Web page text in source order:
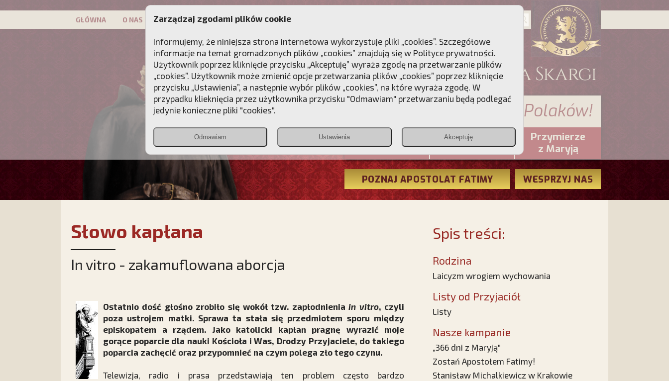
GŁÓWNA O NAS PATRON KAMPANIE DLA DUSZY
Przebudźmy sumienia Polaków!
Christiana
PCh24.pl
Przymierze
z Maryją
POZNAJ APOSTOLAT FATIMY WESPRZYJ NAS
Słowo kapłana
In vitro - zakamuflowana aborcja
Ostatnio dość głośno zrobiło się wokół tzw. zapłodnieniain vitro, czyli
poza ustrojem matki. Sprawa ta stała się przedmiotem sporu między
episkopatem a rządem. Jako katolicki kapłan pragnę wyrazić moje
gorące poparcie dla nauki Kościoła i Was, Drodzy Przyjaciele, do takiego
poparcia zachęcić oraz przypomnieć na czym polega zło tego czynu.
Telewizja, radio i prasa przedstawiają ten problem często bardzo
Spis treści:
Rodzina
Laicyzm wrogiem wychowania
Listy od Przyjaciół
Listy
Nasze kampanie
„366 dni z Maryją"
Zostań Apostołem Fatimy!
Stanisław Michalkiewicz w Krakowie
Zarządzaj zgodami plików cookie
Informujemy, że niniejsza strona internetowa wykorzystuje pliki „cookies”. Szczegółowe
informacje na temat gromadzonych plików „cookies” znajdują się w Polityce prywatności.
Użytkownik poprzez kliknięcie przycisku „Akceptuję” wyraża zgodę na przetwarzanie plików
„cookies”. Użytkownik może zmienić opcje przetwarzania plików „cookies” poprzez kliknięcie
przycisku „Ustawienia”, a następnie wybór plików „cookies”, na które wyraża zgodę. W
przypadku klieknięcia przez użytkownika przycisku "Odmawiam" przetwarzaniu będą podlegać
jedynie konieczne pliki "cookies".
Odmawiam Ustawienia Akceptuję